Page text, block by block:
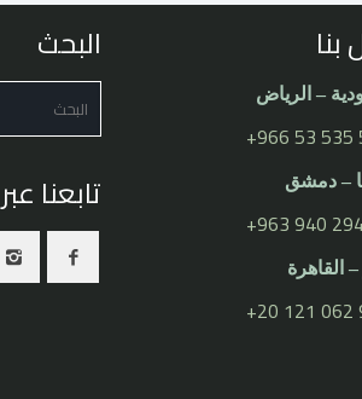
بنا
– الرياض
⁦+966 53 535
– دمشق
⁦+963 940
القاهرة
⁦+20 121 062
البحث
تابعنا عبر